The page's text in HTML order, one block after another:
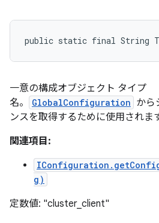
public static final String
一意の構成オブジェクト タイプ
名。
GlobalConfiguration から
ンスを取得するために使用されます
関連項目:
g)
定数値: "cluster_client"